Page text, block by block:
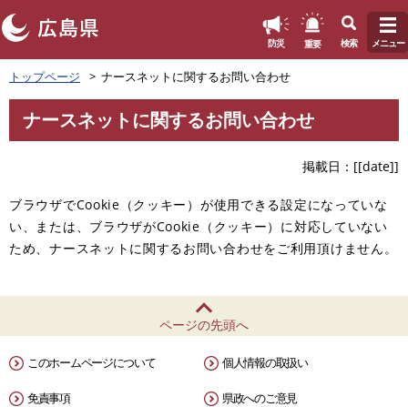
ペ
ー
ジ
先
す
。
メ
ニ
ュ
を
し
て
本
文
防災 重要 検索 メニュー
トップページ ナースネットに関するお問い合わせ
文
ナースネットに関するお問い合わせ
掲載日 [[date]]
ブラウザでCookie（クッキー）が使用できる設定になっていな
い、または、ブラウザがCookie（クッキー）に対応していない
ため、ナースネットに関するお問い合わせをご利用頂けません。
ページの先頭へ
このホームページについて 個人情報の取扱い
免責事項 県政へのご意見